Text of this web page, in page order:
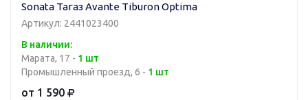
Sonata Тагаз Avante Tiburon Optima
Артикул: 2441023400
В наличии:
Марата, 17 - 1 шт
Промышленный проезд, 6 - 1 шт
от 1 590